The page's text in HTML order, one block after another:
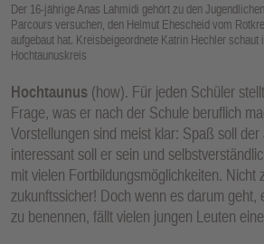
Der 16-jährige Anas Lahmidi gehört zu den
Parcours versuchen, den Helmut Ehescheid vom
aufgebaut hat. Kreisbeigeordnete Katrin Hechler schaut
Hochtaunuskreis
Hochtaunus (how). Für jeden Schüler
Frage, was er nach der Schule beruflich
Vorstellungen sind meist klar: Spaß soll der
interessant soll er sein und
mit vielen Fortbildungsmöglichkeiten. Nicht
zukunftssicher! Doch wenn es darum geht,
zu benennen, fällt vielen jungen Leuten